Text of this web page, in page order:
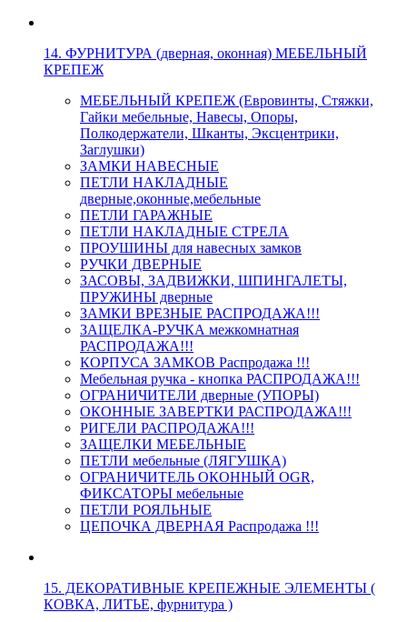
14. ФУРНИТУРА (дверная, оконная) МЕБЕЛЬНЫЙ
КРЕПЕЖ
МЕБЕЛЬНЫЙ КРЕПЕЖ (Евровинты, Стяжки,
Гайки мебельные, Навесы, Опоры,
Полкодержатели, Шканты, Эксцентрики,
Заглушки)
ЗАМКИ НАВЕСНЫЕ
ПЕТЛИ НАКЛАДНЫЕ
дверные,оконные,мебельные
ПЕТЛИ ГАРАЖНЫЕ
ПЕТЛИ НАКЛАДНЫЕ СТРЕЛА
ПРОУШИНЫ для навесных замков
РУЧКИ ДВЕРНЫЕ
ЗАСОВЫ, ЗАДВИЖКИ, ШПИНГАЛЕТЫ,
ПРУЖИНЫ дверные
ЗАМКИ ВРЕЗНЫЕ РАСПРОДАЖА!!!
ЗАЩЕЛКА-РУЧКА межкомнатная
РАСПРОДАЖА!!!
КОРПУСА ЗАМКОВ Распродажа !!!
Мебельная ручка - кнопка РАСПРОДАЖА!!!
ОГРАНИЧИТЕЛИ дверные (УПОРЫ)
ОКОННЫЕ ЗАВЕРТКИ РАСПРОДАЖА!!!
РИГЕЛИ РАСПРОДАЖА!!!
ЗАЩЕЛКИ МЕБЕЛЬНЫЕ
ПЕТЛИ мебельные (ЛЯГУШКА)
ОГРАНИЧИТЕЛЬ ОКОННЫЙ OGR,
ФИКСАТОРЫ мебельные
ПЕТЛИ РОЯЛЬНЫЕ
ЦЕПОЧКА ДВЕРНАЯ Распродажа !!!
15. ДЕКОРАТИВНЫЕ КРЕПЕЖНЫЕ ЭЛЕМЕНТЫ (
КОВКА, ЛИТЬЕ, фурнитура )